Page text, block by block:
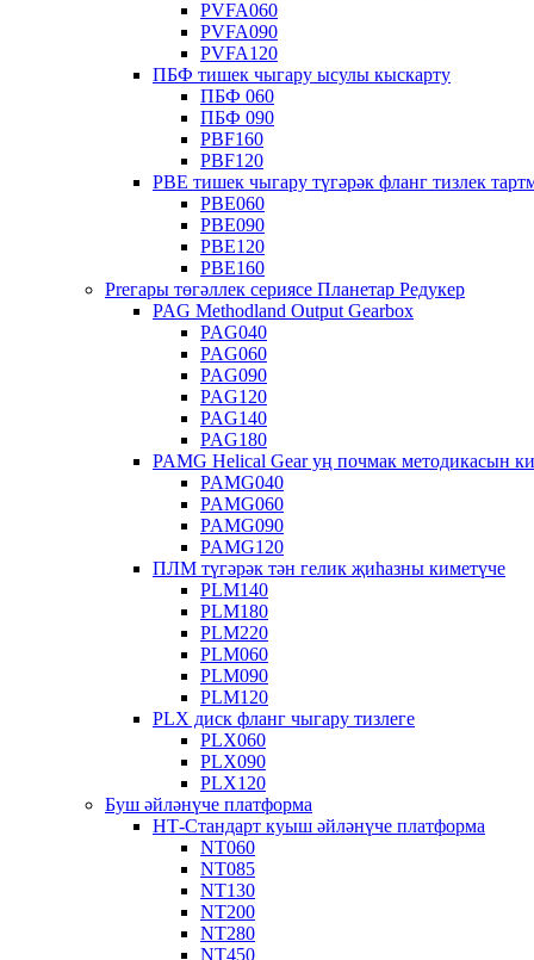
PVFA060
PVFA090
PVFA120
ПБФ тишек чыгару ысулы кыскарту
ПБФ 060
ПБФ 090
PBF160
PBF120
PBE тишек чыгару түгәрәк фланг тизлек
PBE060
PBE090
PBE120
PBE160
Preгары төгәллек сериясе Планетар Редукер
PAG Methodland Output Gearbox
PAG040
PAG060
PAG090
PAG120
PAG140
PAG180
PAMG Helical Gear уң почмак методикасын
PAMG040
PAMG060
PAMG090
PAMG120
ПЛМ түгәрәк тән гелик җиһазны киметүче
PLM140
PLM180
PLM220
PLM060
PLM090
PLM120
PLX диск фланг чыгару тизлеге
PLX060
PLX090
PLX120
Буш әйләнүче платформа
НТ-Стандарт куыш әйләнүче платформа
NT060
NT085
NT130
NT200
NT280
NT450